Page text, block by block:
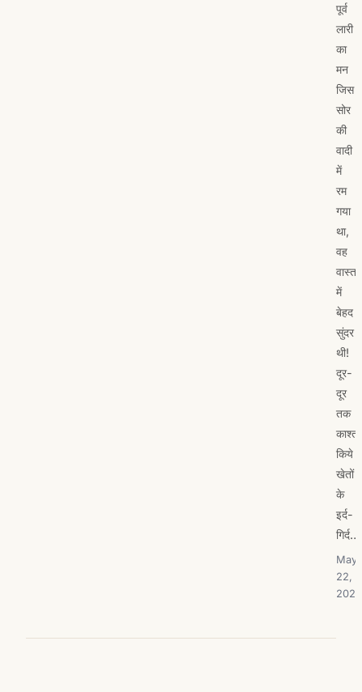
पूर्व
लारी
का
मन
जिस
सोर
की
वादी
में
रम
गया
था,
वह
वास्तव
में
बेहद
सुंदर
थी!
दूर-
दूर
तक
काश्त
किये
खेतों
के
इर्द-
गिर्द…
May
22,
2023